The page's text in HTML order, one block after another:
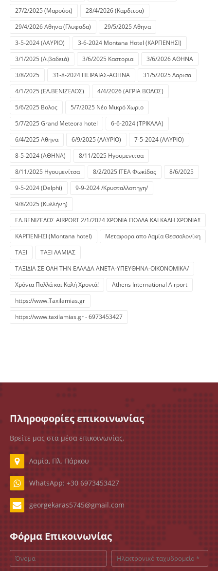
27/2/2025 (Μαρούσι)
28/4/2026 (Καρδιτσα)
29/4/2026 Αθηνα (Γλυφαδα)
29/5/2025 Αθηνα
3-5-2024 (ΛΑΥΡΙΟ)
3-6-2024 Montana Hotel (ΚΑΡΠΕΝΗΣΙ)
3/1/2025 (Λιβαδειά)
3/6/2025 Καστορια
3/6/2026 ΑΘΗΝΑ
3/8/2025
31-8-2024 ΠΕΙΡΑΙΑΣ-ΑΘΗΝΑ
31/5/2025 Λαρισα
4/1/2025 (ΕΛ.ΒΕΝΙΖΈΛΟΣ)
4/4/2026 (ΑΓΡΙΑ ΒΟΛΟΣ)
5/6/2025 Βολος
5/7/2025 Νέο Μικρό Χωριο
5/7/2025 Grand Meteora hotel
6-6-2024 (ΤΡΙΚΑΛΑ)
6/4/2025 Αθηνα
6/9/2025 (ΛΑΥΡΙΟ)
7-5-2024 (ΛΑΥΡΙΟ)
8-5-2024 (ΑΘΗΝΑ)
8/11/2025 Ηγουμενιτσα
8/11/2025 Ηγουμενίτσα
8/2/2025 ΙΤΕΑ Φωκίδας
8/6/2025
9-5-2024 (Delphi)
9-9-2024 /Κρυσταλλοπηγη/
9/8/2025 (Κυλλήνη)
ΕΛ.ΒΕΝΙΖΕΛΟΣ AIRPORT 2/1/2024 ΧΡΟΝΙΑ ΠΟΛΛΑ ΚΑΙ ΚΑΛΗ ΧΡΟΝΙΑ!!
ΚΑΡΠΕΝΗΣΙ (Montana hotel)
Μεταφορα απο Λαμία Θεσσαλονίκη
ΤΑΞΙ
ΤΑΞΙ ΛΑΜΙΑΣ
ΤΑΞΙΔΙΑ ΣΕ ΟΛΗ ΤΗΝ ΕΛΛΑΔΑ ΑΝΕΤΑ-ΥΠΕΥΘΗΝΑ-ΟΙΚΟΝΟΜΙΚΑ/
Χρόνια Πολλά και Καλή Χρονιά!
Athens International Airport
https://www.Taxilamias.gr
https://www.taxilamias.gr - 6973453427
Πληροφορίες επικοινωνίας
Βρείτε μας στα μέσα επικοινωνίας.
Λαμία, Πλ. Πάρκου
WhatsApp: +30 6973453427
georgekaras5745@gmail.com
Φόρμα Επικοινωνίας